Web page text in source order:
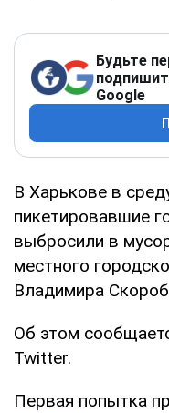
Будьте
Google
В Харькове в
пикетировавшие
выбросили в
местного
Владимира
Об этом
Twitter.
Первая попытка